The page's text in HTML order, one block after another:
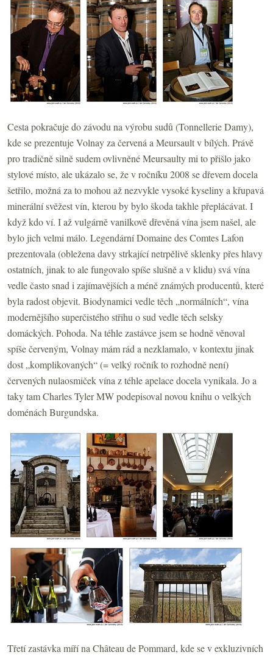
Cesta pokračuje do závodu na výrobu sudů (Tonnellerie Damy),
kde se prezentuje Volnay za červená a Meursault v bílých. Právě
pro tradičně silně sudem ovlivněné Meursaulty mi to přišlo jako
stylové místo, ale ukázalo se, že v ročníku 2008 se dřevem docela
šetřilo, možná za to mohou až nezvykle vysoké kyseliny a křupavá
minerální svěžest vín, kterou by bylo škoda takhle přeplácávat. I
když kdo ví. I až vulgárně vanilkově dřevěná vína jsem našel, ale
bylo jich velmi málo. Legendární Domaine des Comtes Lafon
prezentovala (obležena davy strkající netrpělivě sklenky přes hlavy
ostatních, jinak to ale fungovalo spíše slušně a v klidu) svá vína
vedle často snad i zajímavějších a méně známých producentů, které
byla radost objevit. Biodynamici vedle těch „normálních“, vína
modernějšího superčistého střihu o sud vedle těch selsky
domáckých. Pohoda. Na téhle zastávce jsem se hodně věnoval
spíše červeným, Volnay mám rád a nezklamalo, v kontextu jinak
dost „komplikovaných“ (= velký ročník to rozhodně není)
červených nulaosmiček vína z téhle apelace docela vynikala. Jo a
taky tam Charles Tyler MW podepisoval novou knihu o velkých
doménách Burgundska.
Třetí zastávka míří na Château de Pommard, kde se v exkluzivních